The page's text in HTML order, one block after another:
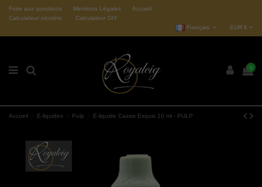
Foire aux questions Mentions Légales
Accueil
Calculateur nicotine
Calculateur DIY
Français
EUR €
0
Accueil E-liquides Pulp E-liquide Cassis Exquis 10 ml - PULP